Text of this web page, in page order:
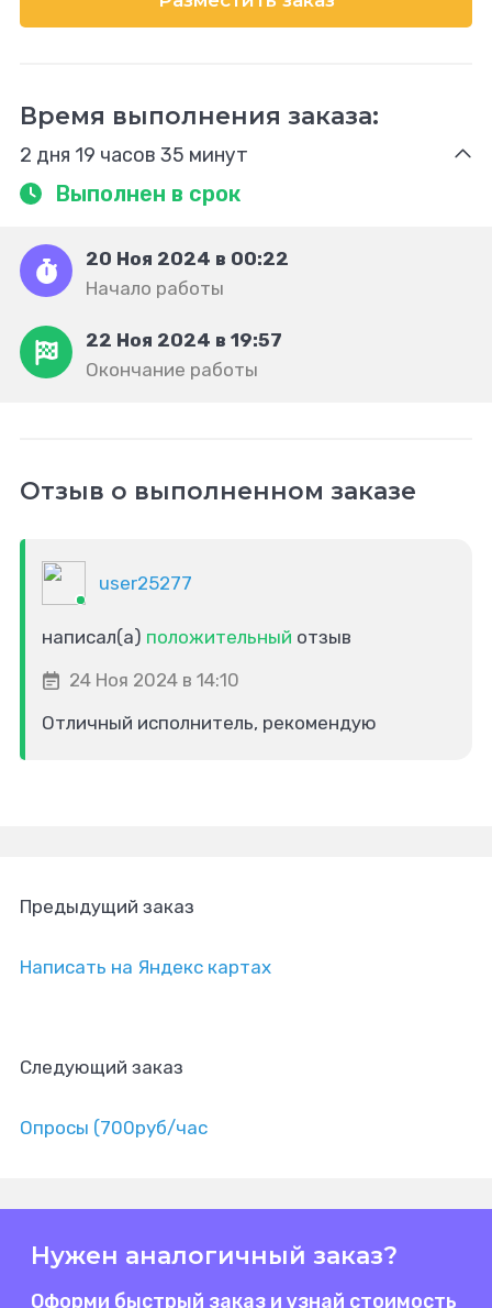
Время выполнения заказа:
2 дня 19 часов 35 минут
Выполнен в срок
20 Ноя 2024 в 00:22
Начало работы
22 Ноя 2024 в 19:57
Окончание работы
Отзыв о выполненном заказе
user25277
написал(а) положительный отзыв
24 Ноя 2024 в 14:10
Отличный исполнитель, рекомендую
Предыдущий заказ
Написать на Яндекс картах
Следующий заказ
Опросы (700pyб/час
Нужен аналогичный заказ?
Оформи быстрый заказ и узнай стоимость